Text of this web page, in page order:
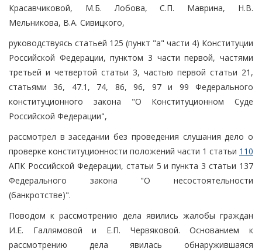
Красавчиковой, М.Б. Лобова, С.П. Маврина, Н.В.
Мельникова, В.А. Сивицкого,
руководствуясь статьей 125 (пункт "а" части 4) Конституции
Российской Федерации, пунктом 3 части первой, частями
третьей и четвертой статьи 3, частью первой статьи 21,
статьями 36, 47.1, 74, 86, 96, 97 и 99 Федерального
конституционного закона "О Конституционном Суде
Российской Федерации",
рассмотрел в заседании без проведения слушания дело о
проверке конституционности положений части 1 статьи 110
АПК Российской Федерации, статьи 5 и пункта 3 статьи 137
Федерального закона "О несостоятельности
(банкротстве)".
Поводом к рассмотрению дела явились жалобы граждан
И.Е. Галлямовой и Е.П. Червяковой. Основанием к
рассмотрению дела явилась обнаружившаяся